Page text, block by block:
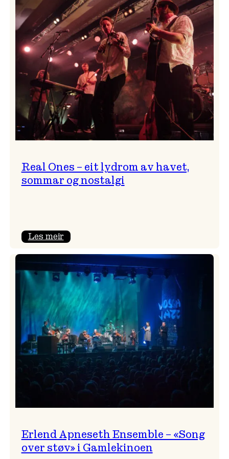
og
…?
Real Ones – eit lydrom av havet,
sommar og nostalgi
Les meir:
Ones
–
eit
lydrom
av
havet,
sommar
og
nostalgi
Erlend Apneseth Ensemble – «Song
over støv» i Gamlekinoen